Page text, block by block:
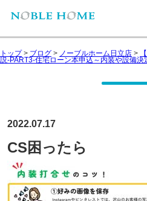
トップ> ブログ > ノーブルホーム日立店 >
説-PART3-住宅ローン本申込～内装や設備決
2022.07.17
CS困ったら